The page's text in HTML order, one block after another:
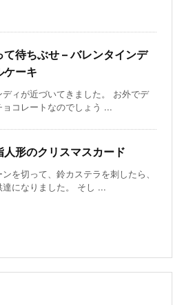
て待ちぶせ – バレンタインデ
ケーキ
ィが近づいてきました。 お外でデ
ョコレートなのでしょう ...
人形のクリスマスカード
を切って、鈴カステラを刺したら、
達になりました。 そし ...